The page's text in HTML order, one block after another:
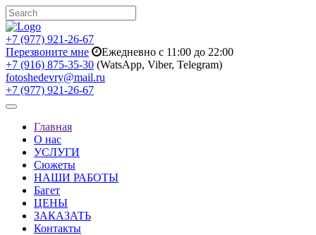
+7 (977) 921-26-67
Перезвоните мне
Ежедневно с 11:00 до 22:00
+7 (916) 875-35-30 (WatsApp, Viber, Telegram)
fotoshedevry@mail.ru
+7 (977) 921-26-67
Toggle
navigationГлавная
О нас
УСЛУГИ
Сюжеты
НАШИ РАБОТЫ
Багет
ЦЕНЫ
ЗАКАЗАТЬ
Контакты